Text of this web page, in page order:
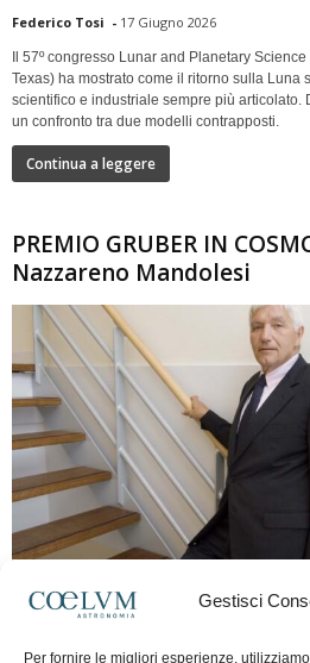
Gestisci
Per fornire le migliori esperienze,
Federico Tosi - 17 Giugno 2026
Il 57º congresso Lunar and Planetary
Texas) ha mostrato come il ritorno sulla Luna
scientifico e industriale sempre più articolato.
un confronto tra due modelli contrapposti.
Continua a leggere
PREMIO GRUBER IN
Nazzareno Mandolesi
Frida Paolella - 16 Giugno 2026
spaziale europea e della missione Planck. Il